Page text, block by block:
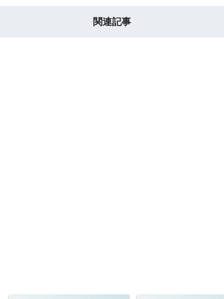
関連記事